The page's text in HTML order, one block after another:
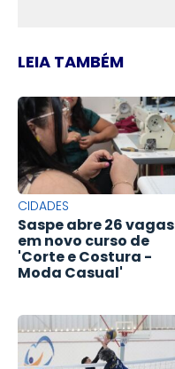
LEIA TAMBÉM
CIDADES
Saspe abre 26 vagas
em novo curso de
'Corte e Costura -
Moda Casual'